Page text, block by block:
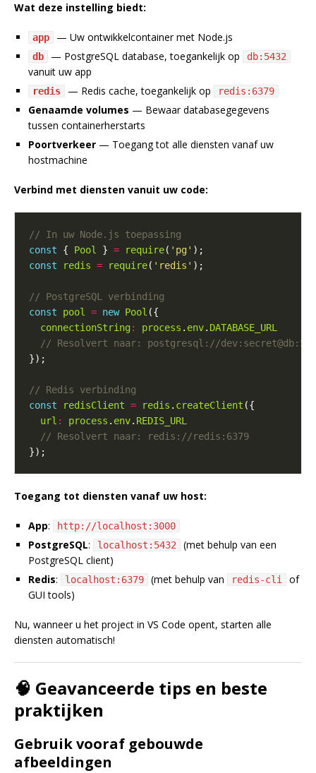
Wat deze instelling biedt:
app — Uw ontwikkelcontainer met Node.js
db — PostgreSQL database, toegankelijk op db:5432
vanuit uw app
redis — Redis cache, toegankelijk op redis:6379
Genaamde volumes — Bewaar databasegegevens
tussen containerherstarts
Poortverkeer — Toegang tot alle diensten vanaf uw
hostmachine
Verbind met diensten vanuit uw code:
const { Pool } = require( 'pg'
const
redis = require( 'redis'
const
pool = new Pool
connectionString: process . env. DATABASE_URL
const
redisClient = redis . createClient
url : process . env. REDIS_URL
Toegang tot diensten vanaf uw host:
App: http://localhost:3000
PostgreSQL: localhost:5432
(met behulp van een
PostgreSQL client)
Redis: localhost:6379 (met behulp van redis-cli
of
GUI tools)
Nu, wanneer u het project in VS Code opent, starten alle
diensten automatisch!
🧠 Geavanceerde tips en beste
praktijken
Gebruik vooraf gebouwde
afbeeldingen